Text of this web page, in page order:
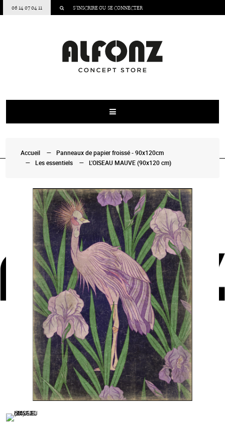
06 14 07 04 11 S’INSCRIREOU SE CONNECTER
Accueil
Panneaux de papier froissé - 90x120cm
Les essentiels
L'OISEAU MAUVE (90x120 cm)